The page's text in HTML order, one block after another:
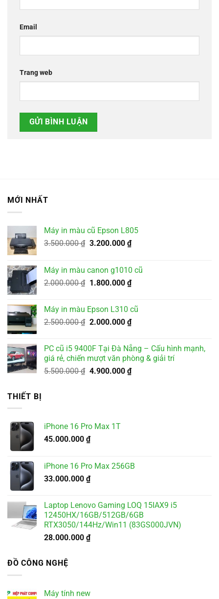
Email
Trang web
MỚI NHẤT
Máy in màu cũ Epson L805
3.500.000₫ Giá
3.500.000 ₫.
3.200.000 ₫Giá
là:
3.200.000 ₫.
Máy in màu canon g1010 cũ
2.000.000₫ Giá
2.000.000 ₫.
1.800.000 ₫Giá
là:
1.800.000 ₫.
Máy in màu Epson L310 cũ
2.500.000₫ Giá
2.500.000 ₫.
2.000.000 ₫Giá
tại
là:
2.000.000 ₫.
PC cũ i5 9400F Tại Đà Nẵng – Cấu hình mạnh,
giá rẻ, chiến mượt văn phòng & giải trí
5.500.000₫ Giá
4.900.000 ₫Giá
THIẾT BỊ
iPhone 16 Pro Max 1T
45.000.000 ₫
iPhone 16 Pro Max 256GB
33.000.000 ₫
Laptop Lenovo Gaming LOQ 15IAX9 i5
12450HX/16GB/512GB/6GB
RTX3050/144Hz/Win11 (83GS000JVN)
28.000.000 ₫
ĐỒ CÔNG NGHỆ
Máy tính new